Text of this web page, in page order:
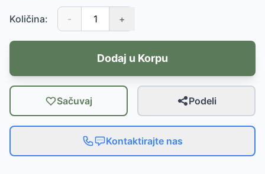
Količina: - +
Dodaj u Korpu
Sačuvaj Podeli
Kontaktirajte nas